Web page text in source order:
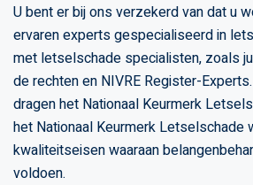
U bent er bij ons verzekerd van dat u
ervaren experts gespecialiseerd in
met letselschade specialisten, zoals
de rechten en NIVRE Register-
dragen het Nationaal Keurmerk
het Nationaal Keurmerk Letselschade
kwaliteitseisen waaraan
voldoen.